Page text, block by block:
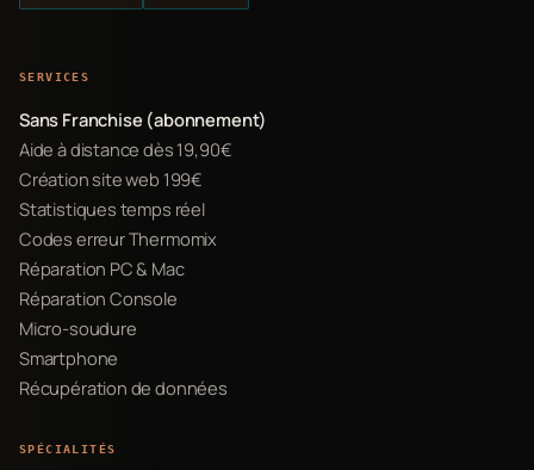
SERVICES
Sans Franchise (abonnement)
Aide à distance dès 19,90€
Création site web 199€
Statistiques temps réel
Codes erreur Thermomix
Réparation PC & Mac
Réparation Console
Micro-soudure
Smartphone
Récupération de données
SPÉCIALITÉS